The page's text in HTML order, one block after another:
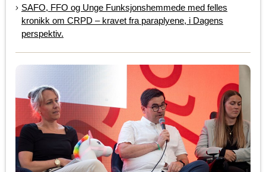
SAFO, FFO og Unge Funksjonshemmede med felles
kronikk om CRPD – kravet fra paraplyene, i Dagens
perspektiv.